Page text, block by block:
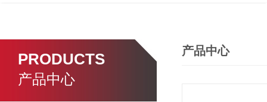
PRODUCTS
产品中心
产品中心